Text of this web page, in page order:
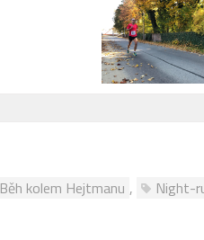
Běh kolem Hejtmanu ,
Night-